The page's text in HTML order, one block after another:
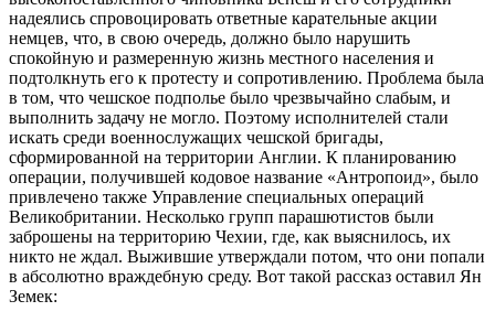
надеялись спровоцировать ответные карательные акции
немцев, что, в свою очередь, должно было нарушить
спокойную и размеренную жизнь местного населения и
подтолкнуть его к протесту и сопротивлению. Проблема была
в том, что чешское подполье было чрезвычайно слабым, и
выполнить задачу не могло. Поэтому исполнителей стали
искать среди военнослужащих чешской бригады,
сформированной на территории Англии. К планированию
операции, получившей кодовое название «Антропоид», было
привлечено также Управление специальных операций
Великобритании. Несколько групп парашютистов были
заброшены на территорию Чехии, где, как выяснилось, их
никто не ждал. Выжившие утверждали потом, что они попали
в абсолютно враждебную среду. Вот такой рассказ оставил Ян
Земек: